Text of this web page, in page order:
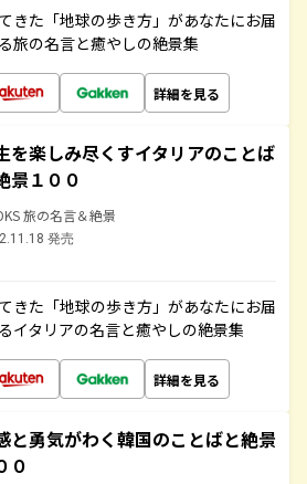
きた「地球の歩き方」があなたにお届
旅の名言と癒やしの絶景集
詳細を見る
を楽しみ尽くすイタリアのことば
景１００
旅の名言＆絶景
発売
きた「地球の歩き方」があなたにお届
イタリアの名言と癒やしの絶景集
詳細を見る
と勇気がわく韓国のことばと絶景
０